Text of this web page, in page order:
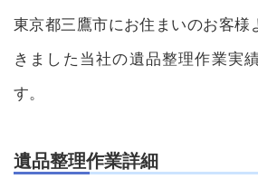
東京都三鷹市にお住まいのお客様
きました当社の遺品整理作業実
す。
遺品整理作業詳細